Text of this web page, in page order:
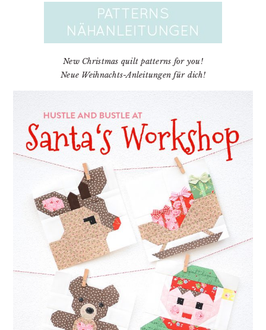
New Christmas quilt patterns for you!
Neue Weihnachts-Anleitungen für dich!